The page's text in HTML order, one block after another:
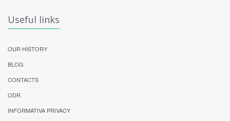
Useful links
OUR HISTORY
BLOG
CONTACTS
ODR
INFORMATIVA PRIVACY